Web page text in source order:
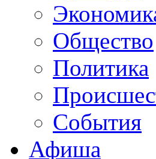
Общество
Политика
События
Афиша